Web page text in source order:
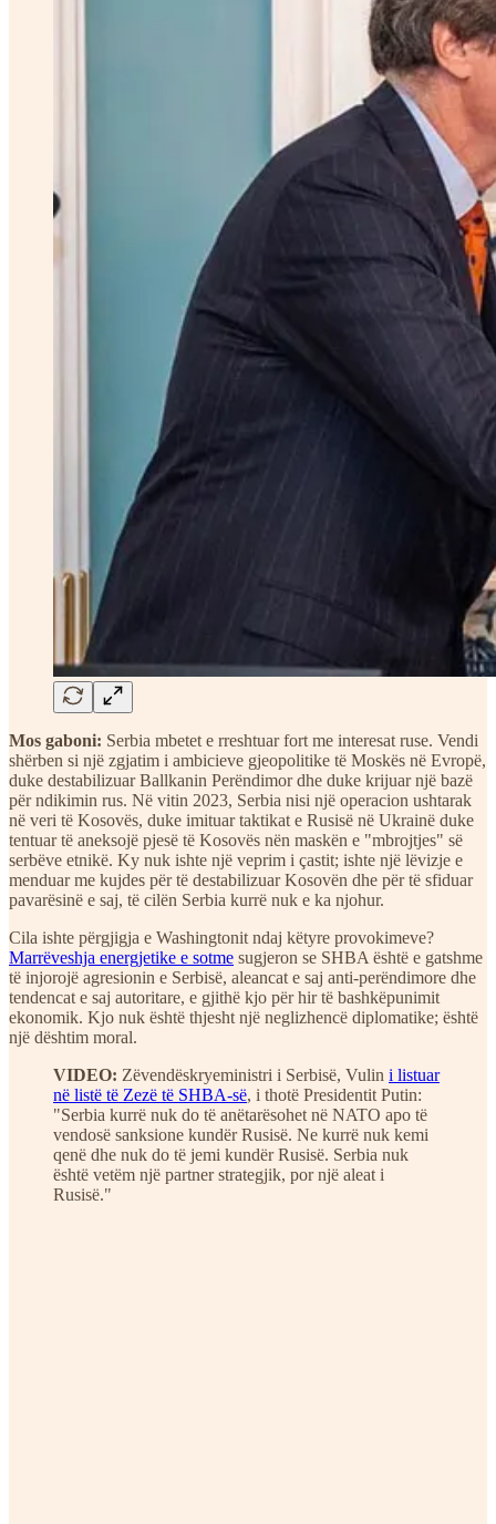
Mos gaboni: Serbia mbetet e rreshtuar fort me interesat ruse. Vendi
shërben si një zgjatim i ambicieve gjeopolitike të Moskës në Evropë,
duke destabilizuar Ballkanin Perëndimor dhe duke krijuar një bazë
për ndikimin rus. Në vitin 2023, Serbia nisi një operacion ushtarak
në veri të Kosovës, duke imituar taktikat e Rusisë në Ukrainë duke
tentuar të aneksojë pjesë të Kosovës nën maskën e "mbrojtjes" së
serbëve etnikë. Ky nuk ishte një veprim i çastit; ishte një lëvizje e
menduar me kujdes për të destabilizuar Kosovën dhe për të sfiduar
pavarësinë e saj, të cilën Serbia kurrë nuk e ka njohur.
Cila ishte përgjigja e Washingtonit ndaj këtyre provokimeve?
Marrëveshja energjetike e sotme sugjeron se SHBA është e gatshme
të injorojë agresionin e Serbisë, aleancat e saj anti-perëndimore dhe
tendencat e saj autoritare, e gjithë kjo për hir të bashkëpunimit
ekonomik. Kjo nuk është thjesht një neglizhencë diplomatike; është
një dështim moral.
VIDEO: Zëvendëskryeministri i Serbisë, Vulin i listuar
në listë të Zezë të SHBA-së, i thotë Presidentit Putin:
"Serbia kurrë nuk do të anëtarësohet në NATO apo të
vendosë sanksione kundër Rusisë. Ne kurrë nuk kemi
qenë dhe nuk do të jemi kundër Rusisë. Serbia nuk
është vetëm një partner strategjik, por një aleat i
Rusisë."